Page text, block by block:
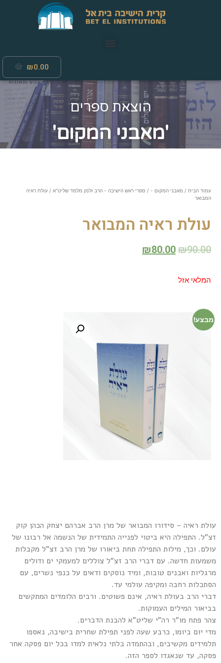
₪0.00
הוצאת ספרים
'מאבני המקום'
עמוד הבית / מאבני המקום - / ספרי ראש הישיבה - הרב זלמן מלמד שליט"א / עולת ראיה
המבואר
עולת ראיה המבואר
₪90.00
₪80.00
המלאי אזל
מבצע!
עולת ראיה – סידורו המבואר של מרן הרב אברהם יצחק הכהן קוק
זצ"ל. התפילה היא ביטוי לפנייה התמידית של הנשמה אל רבונו של
עולם. וכך, מילות התפילה תחת ביאורו של מרן הרב זצ"ל מקבלות
משמעות חדשה. עם דברי הרב זצ"ל צוללים למעמקי ים ודולים
מרגליות ואבנים טובות, ומיד נוסקים ודאים על כנפי נשרים, עם
הסתכלות רחבה ומקיפה עולמי עד.
דברי הרב בעולת ראיה, אינם פשוטים. ורבים הלומדים המתקשים
בביאור המילים העמוקות.
צהר פתח מו"ר רה"י שליט"א להבנת הדברים.
מדי יום ביומו, כרבע שעה לפני תפילת שחרית בישיבה, נאספו
תלמידים מקשיבים, ובהתמדה בלתי נלאית למדו בכל יום פסקה אחר
פסקה, עד שנאגדו לספר הזה.